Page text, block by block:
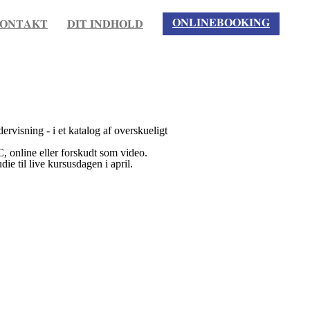
𝐃𝐈𝐓 𝐈𝐍𝐃𝐇𝐎𝐋𝐃 𝐎𝐍𝐋𝐈𝐍𝐄𝐁𝐎𝐎𝐊𝐈𝐍𝐆
- i et katalog af overskueligt
online eller forskudt som video.
til live kursusdagen i april.